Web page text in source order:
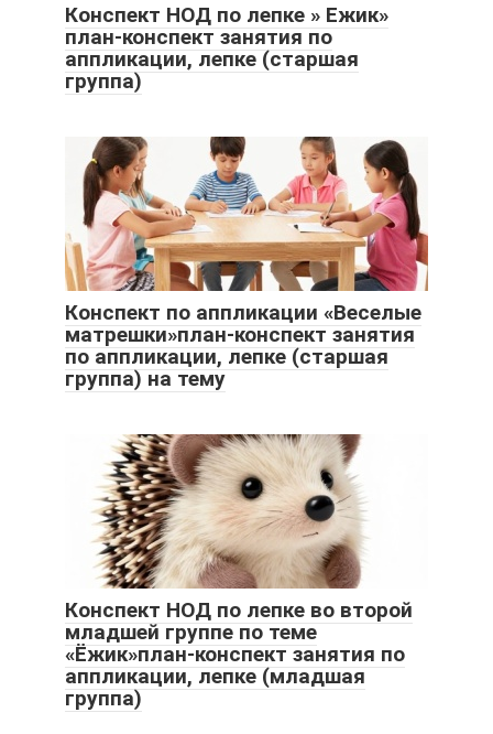
Конспект НОД по лепке » Ежик»
план-конспект занятия по
аппликации, лепке (старшая
группа)
Конспект по аппликации «Веселые
матрешки»план-конспект занятия
по аппликации, лепке (старшая
группа) на тему
Конспект НОД по лепке во второй
младшей группе по теме
«Ёжик»план-конспект занятия по
аппликации, лепке (младшая
группа)